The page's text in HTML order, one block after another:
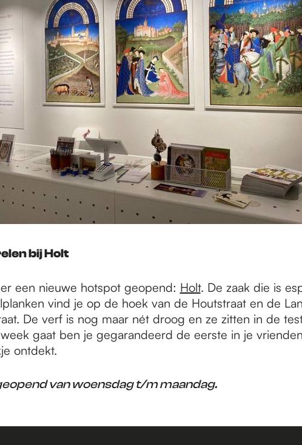
bij Holt
een nieuwe hotspot geopend: Holt. De zaak die is
vind je op de hoek van de Houtstraat en de
De verf is nog maar nét droog en ze zitten in de
gaat ben je gegarandeerd de eerste in je
ontdekt.
van woensdag t/m maandag.